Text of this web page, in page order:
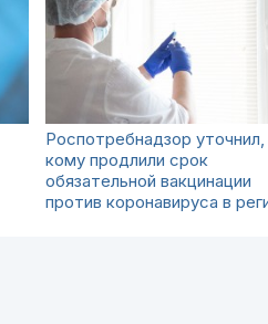
Роспотребнадзор уточнил,
кому продлили срок
обязательной вакцинации
против коронавируса в